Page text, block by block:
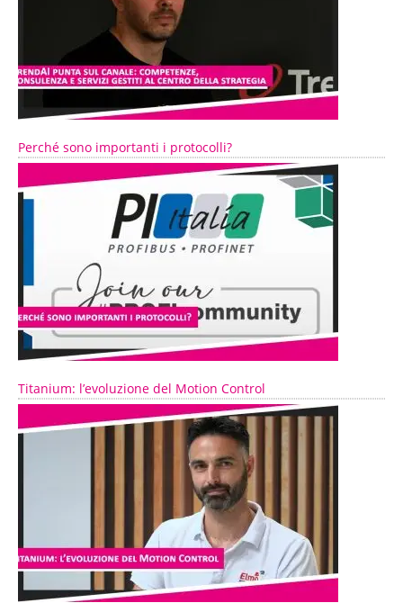
Perché sono importanti i protocolli?
Titanium: l’evoluzione del Motion Control